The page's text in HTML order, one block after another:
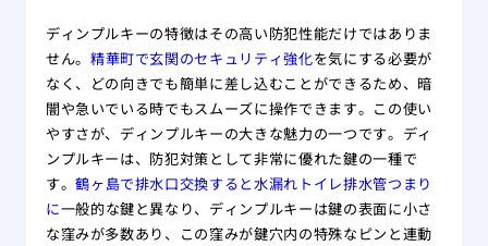
ディンプルキーの特徴はその高い防犯性能だけではありま
せん。 精華町で玄関のセキュリティ強化を気にする必要が
なく、どの向きでも簡単に差し込むことができるため、暗
闇や急いでいる時でもスムーズに操作できます。この使い
やすさが、ディンプルキーの大きな魅力の一つです。ディ
ンプルキーは、防犯対策として非常に優れた鍵の一種で
す。鶴ヶ島で排水口交換すると水漏れトイレ排水管つまり
に一般的な鍵と異なり、ディンプルキーは鍵の表面に小さ
な窪みが多数あり、この窪みが鍵穴内の特殊なピンと連動